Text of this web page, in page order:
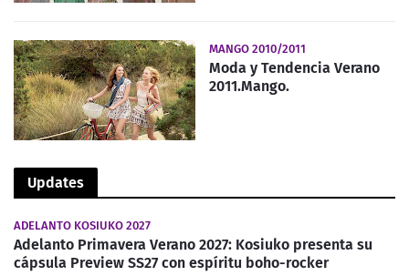
MANGO 2010/2011
Moda y Tendencia Verano
2011.Mango.
Updates
ADELANTO KOSIUKO 2027
Adelanto Primavera Verano 2027: Kosiuko presenta su
cápsula Preview SS27 con espíritu boho-rocker